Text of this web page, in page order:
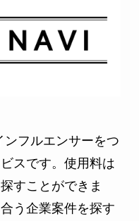
ンフルエンサーをつ
スです。使用料は
すことができま
う企業案件を探す